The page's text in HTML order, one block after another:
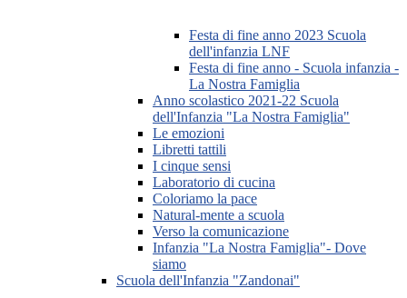
Festa di fine anno 2023 Scuola
dell'infanzia LNF
Festa di fine anno - Scuola infanzia -
La Nostra Famiglia
Anno scolastico 2021-22 Scuola
dell'Infanzia "La Nostra Famiglia"
Le emozioni
Libretti tattili
I cinque sensi
Laboratorio di cucina
Coloriamo la pace
Natural-mente a scuola
Verso la comunicazione
Infanzia "La Nostra Famiglia"- Dove
siamo
Scuola dell'Infanzia "Zandonai"